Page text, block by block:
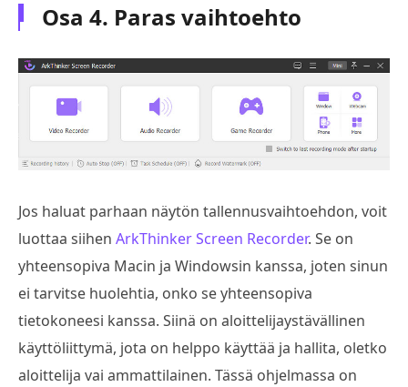
Osa 4. Paras vaihtoehto
Jos haluat parhaan näytön tallennusvaihtoehdon, voit
luottaa siihen ArkThinker Screen Recorder. Se on
yhteensopiva Macin ja Windowsin kanssa, joten sinun
ei tarvitse huolehtia, onko se yhteensopiva
tietokoneesi kanssa. Siinä on aloittelijaystävällinen
käyttöliittymä, jota on helppo käyttää ja hallita, oletko
aloittelija vai ammattilainen. Tässä ohjelmassa on